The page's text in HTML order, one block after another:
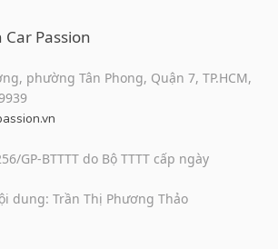
Car Passion
phường Tân Phong, Quận 7, TP.HCM,
GP-BTTTT do Bộ TTTT cấp ngày
dung: Trần Thị Phương Thảo